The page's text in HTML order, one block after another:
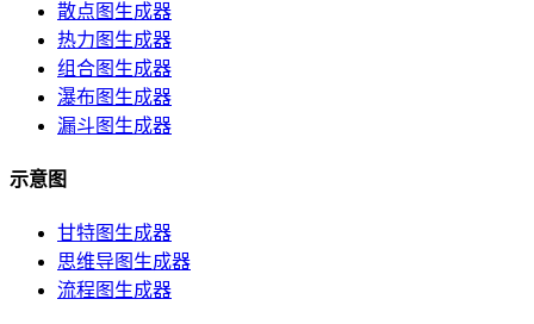
散点图生成器
热力图生成器
组合图生成器
瀑布图生成器
漏斗图生成器
示意图
甘特图生成器
思维导图生成器
流程图生成器